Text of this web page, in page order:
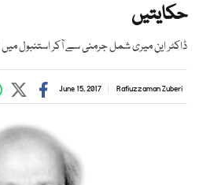
حکایتیں
ڈاکٹر این میری شمل جرمنی سے آکر استنبول میں
Rafiuzzaman Zuberi
June 15, 2017